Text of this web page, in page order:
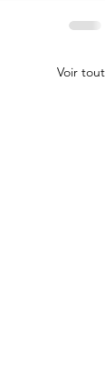
Voir tout